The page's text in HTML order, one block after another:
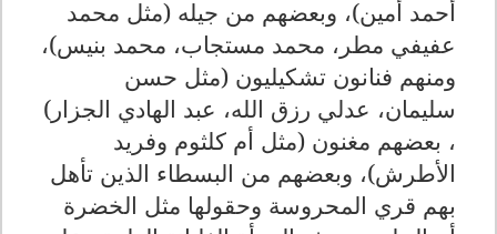
أحمد أمين)، وبعضهم من جيله (مثل محمد
عفيفي مطر، محمد مستجاب، محمد بنيس)،
ومنهم فنانون تشكيليون (مثل حسن
سليمان، عدلي رزق الله، عبد الهادي الجزار)
، بعضهم مغنون (مثل أم كلثوم وفريد
الأطرش)، وبعضهم من البسطاء الذين تأهل
بهم قري المحروسة وحقولها مثل الخضرة